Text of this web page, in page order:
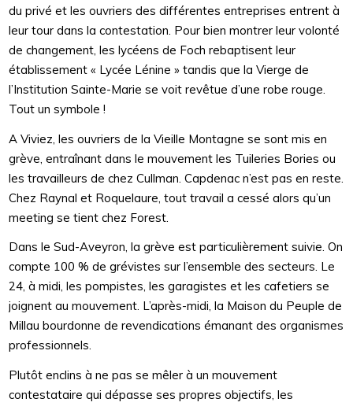
du privé et les ouvriers des différentes entreprises entrent à
leur tour dans la contestation. Pour bien montrer leur volonté
de changement, les lycéens de Foch rebaptisent leur
établissement « Lycée Lénine » tandis que la Vierge de
l’Institution Sainte-Marie se voit revêtue d’une robe rouge.
Tout un symbole !
A Viviez, les ouvriers de la Vieille Montagne se sont mis en
grève, entraînant dans le mouvement les Tuileries Bories ou
les travailleurs de chez Cullman. Capdenac n’est pas en reste.
Chez Raynal et Roquelaure, tout travail a cessé alors qu’un
meeting se tient chez Forest.
Dans le Sud-Aveyron, la grève est particulièrement suivie. On
compte 100 % de grévistes sur l’ensemble des secteurs. Le
24, à midi, les pompistes, les garagistes et les cafetiers se
joignent au mouvement. L’après-midi, la Maison du Peuple de
Millau bourdonne de revendications émanant des organismes
professionnels.
Plutôt enclins à ne pas se mêler à un mouvement
contestataire qui dépasse ses propres objectifs, les